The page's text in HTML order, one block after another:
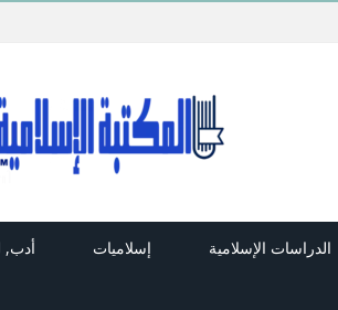
الدراسات الإسلامية إسلاميات أدب,